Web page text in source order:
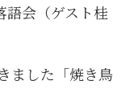
会（ゲスト桂
ました「焼き鳥